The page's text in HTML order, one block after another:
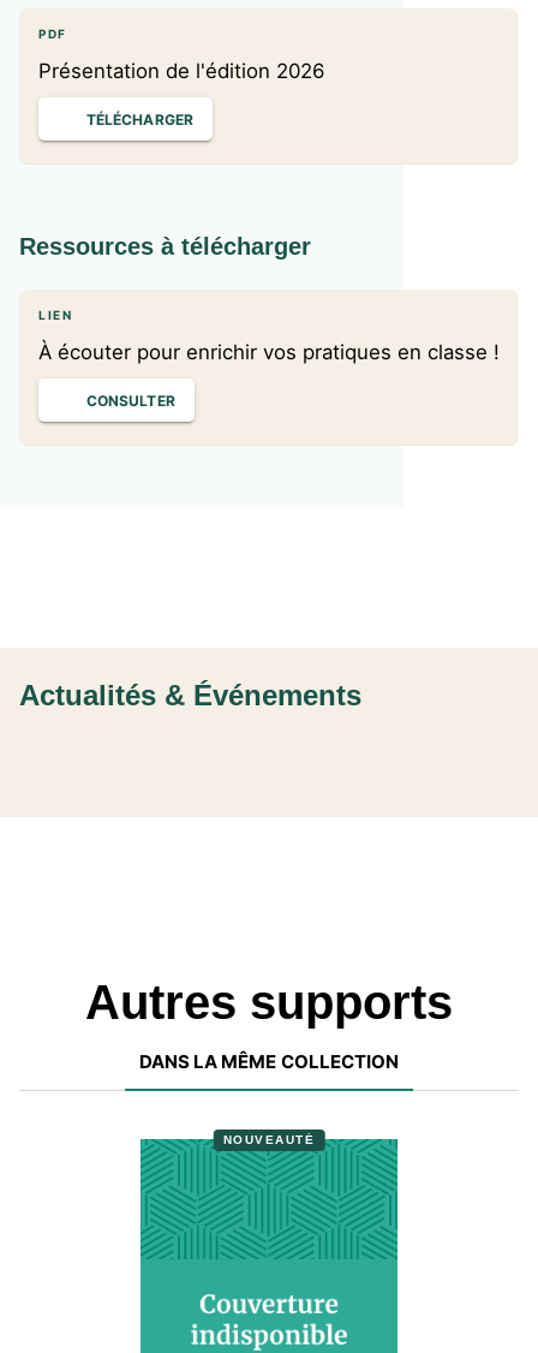
PDF
Présentation de l'édition 2026
TÉLÉCHARGER
Ressources à télécharger
LIEN
À écouter pour enrichir vos pratiques en classe !
CONSULTER
Actualités & Événements
Autres supports
DANS LA MÊME COLLECTION
NOUVEAUTÉ